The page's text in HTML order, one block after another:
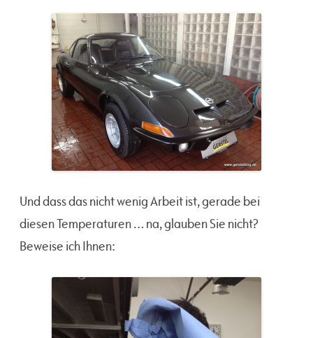
Und dass das nicht wenig Arbeit ist, gerade bei
diesen Temperaturen … na, glauben Sie nicht?
Beweise ich Ihnen: